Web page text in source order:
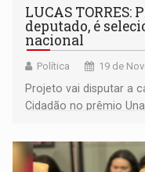
LUCAS TORRES:
deputado, é
nacional
Política 19 de
Projeto vai disputar a
Cidadão no prêmio